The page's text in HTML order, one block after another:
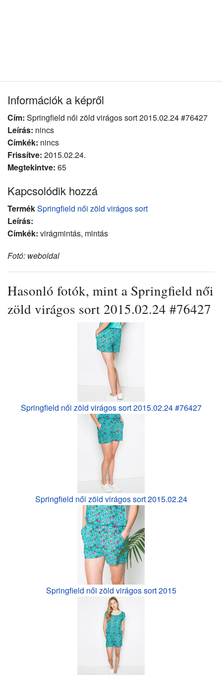
Információk a képről
Cím: Springfield női zöld virágos sort 2015.02.24 #76427
Leírás: nincs
Címkék: nincs
Frissítve: 2015.02.24.
Megtekintve: 65
Kapcsolódik hozzá
TermékSpringfield női zöld virágos sort
Leírás:
Címkék: virágmintás, mintás
Fotó: weboldal
Hasonló fotók, mint a Springfield női
zöld virágos sort 2015.02.24 #76427
Springfield női zöld virágos sort 2015.02.24 #76427
Springfield női zöld virágos sort 2015.02.24
Springfield női zöld virágos sort 2015